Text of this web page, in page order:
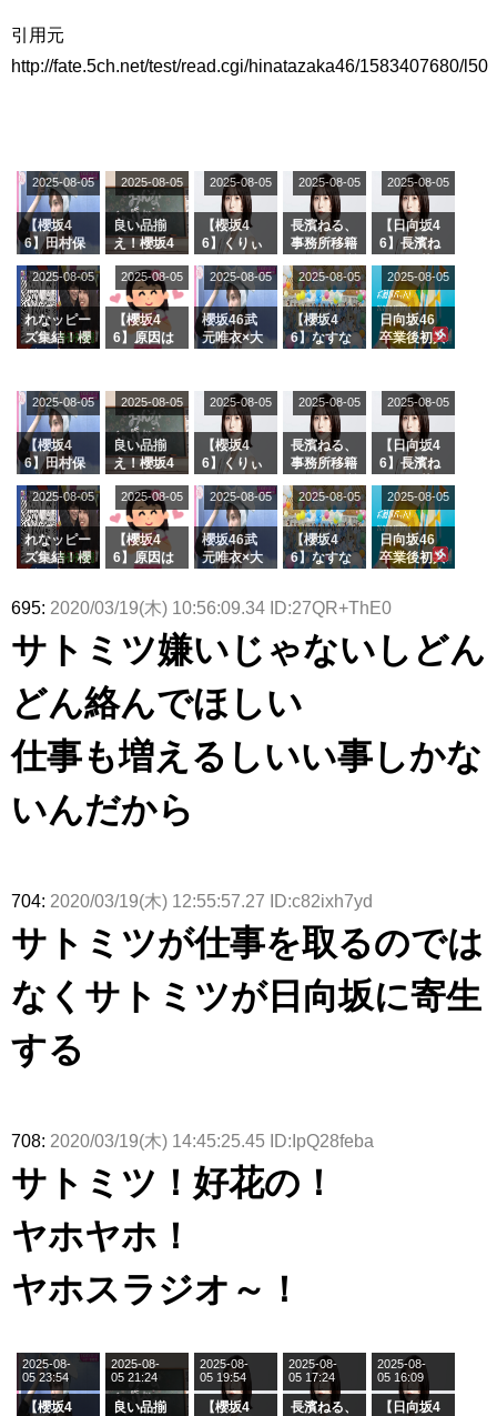
引用元
http://fate.5ch.net/test/read.cgi/hinatazaka46/1583407680/l50
【櫻坂4
6】田村保
ージを脱い
でいた理由
2025-08-05
良い品揃
え！櫻坂4
グル『Mak
e or Brea
k』オフィ
シャルグッ
ズ絶賛販売
2025-08-05
【櫻坂4
6】くりぃ
の2人を手
玉に取る大
沼晶保【く
りぃむナン
タラ】
2025-08-05
長濱ねる、
事務所移籍
属を発表
2025-08-05
【日向坂4
6】長濱ね
ら移籍しフ
ラーム所属
に。これで
事務所に所
属している
がこちら
2025-08-05
れなッピー
ズ集結！櫻
理子、8/6
「ラヴィッ
ト！」水曜
スタジオ出
演決定
2025-08-05
【櫻坂4
6】原因は
uddiesを
ざわつかせ
る...
2025-08-05
櫻坂46武
元唯衣×大
カップお姉
さんに恐怖
【くりぃむ
ナンタラ】
2025-08-05
【櫻坂4
6】なすな
2曲目っ
て...【ラヴ
ィット 東
京ドーム公
演】
2025-08-05
日向坂46
卒業後初共
師匠オード
リー若林さ
んと再会し
た結果･･･
【激レアさ
きた。】
2025-08-05
【櫻坂4
6】田村保
ージを脱い
でいた理由
2025-08-05
良い品揃
え！櫻坂4
グル『Mak
e or Brea
k』オフィ
シャルグッ
ズ絶賛販売
2025-08-05
【櫻坂4
6】くりぃ
の2人を手
玉に取る大
沼晶保【く
りぃむナン
タラ】
2025-08-05
長濱ねる、
事務所移籍
属を発表
2025-08-05
【日向坂4
6】長濱ね
ら移籍しフ
ラーム所属
に。これで
事務所に所
属している
さまの反応
2025-08-05
れなッピー
ズ集結！櫻
理子、8/6
ト！」水曜
スタジオ出
2025-08-05
【櫻坂4
6】原因は
uddiesを
ざわつかせ
る...
2025-08-05
櫻坂46武
元唯衣×大
カップお姉
【くりぃむ
ナンタラ】
2025-08-05
【櫻坂4
6】なすな
2曲目っ
ィット 東
京ドーム公
2025-08-05
日向坂46
卒業後初共
師匠オード
んと再会し
た結果･･･
2025-08-05
695: 2020/03/19(木) 10:56:09.34 ID:27QR+ThE0
サトミツ嫌いじゃないしどん
どん絡んでほしい
仕事も増えるしいい事しかな
いんだから
704: 2020/03/19(木) 12:55:57.27 ID:c82ixh7yd
サトミツが仕事を取るのでは
なくサトミツが日向坂に寄生
する
708: 2020/03/19(木) 14:45:25.45 ID:IpQ28feba
サトミツ！好花の！
ヤホヤホ！
ヤホスラジオ～！
【櫻坂4
2025-08-
05 23:54
良い品揃
2025-08-
05 21:24
【櫻坂4
2025-08-
05 19:54
長濱ねる、
2025-08-
05 17:24
【日向坂4
2025-08-
05 16:09